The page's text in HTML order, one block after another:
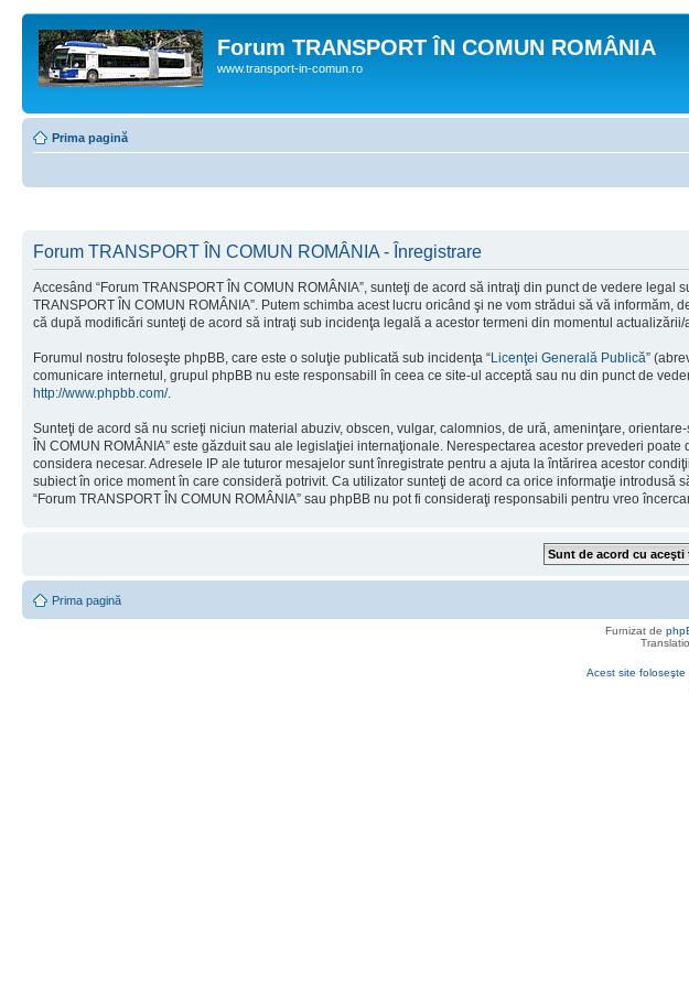
Forum TRANSPORT ÎN COMUN ROMÂNIA
www.transport-in-comun.ro
Prima pagină
Forum TRANSPORT ÎN COMUN ROMÂNIA - Înregistrare
Accesând “Forum TRANSPORT ÎN COMUN ROMÂNIA”, sunteţi de acord să intraţi din punct de vedere
TRANSPORT ÎN COMUN ROMÂNIA”. Putem schimba acest lucru oricând şi ne vom strădui să vă
că după modificări sunteţi de acord să intraţi sub incidenţa legală a acestor termeni din momentul actualizării/
Forumul nostru foloseşte phpBB, care este o soluţie publicată sub incidenţa “Licenţei Generală Publică”
comunicare internetul, grupul phpBB nu este responsabill în ceea ce site-ul acceptă sau nu din punct de
http://www.phpbb.com/.
Sunteţi de acord să nu scrieţi niciun material abuziv, obscen, vulgar, calomnios, de ură, ameninţare,
ÎN COMUN ROMÂNIA” este găzduit sau ale legislaţiei internaţionale. Nerespectarea acestor prevederi
considera necesar. Adresele IP ale tuturor mesajelor sunt înregistrate pentru a ajuta la întărirea acestor
subiect în orice moment în care consideră potrivit. Ca utilizator sunteţi de acord ca orice informaţie
“Forum TRANSPORT ÎN COMUN ROMÂNIA” sau phpBB nu pot fi consideraţi responsabili pentru vreo
Prima pagină
Furnizat de
Acest site foloseşte